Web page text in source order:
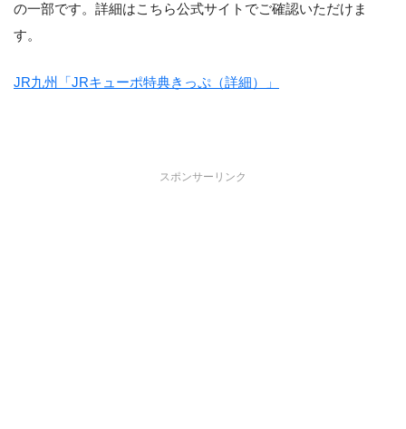
の一部です。詳細はこちら公式サイトでご確認いただけま
す。
JR九州「JRキューポ特典きっぷ（詳細）」
スポンサーリンク